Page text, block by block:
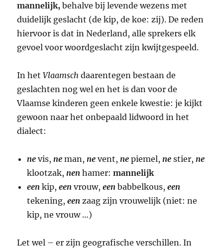
mannelijk, behalve bij levende wezens met
duidelijk geslacht (de kip, de koe: zij). De reden
hiervoor is dat in Nederland, alle sprekers elk
gevoel voor woordgeslacht zijn kwijtgespeeld.
In hetVlaamsch daarentegen bestaan de
geslachten nog wel en het is dan voor de
Vlaamse kinderen geen enkele kwestie: je kijkt
gewoon naar het onbepaald lidwoord in het
dialect:
ne vis,ne man,ne vent,ne piemel,ne stier,ne
klootzak,nen hamer:mannelijk
een kip,een vrouw,een babbelkous,een
tekening,een zaag zijn vrouwelijk (niet: ne
kip, ne vrouw …)
Let wel – er zijn geografische verschillen. In